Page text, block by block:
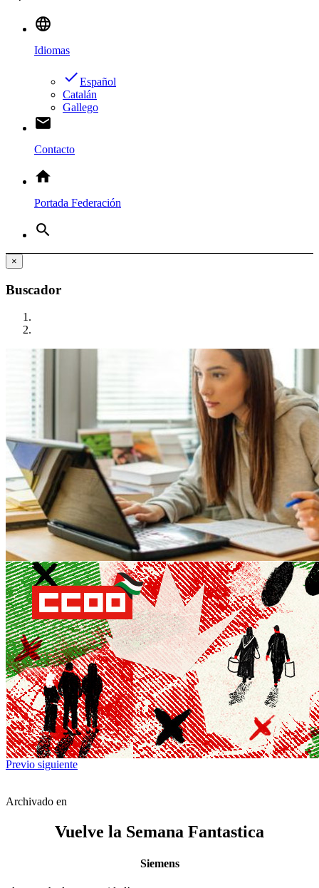
language
Idiomas
doneEspañol
Catalán
Gallego
email
Contacto
home
Portada Federación
search
×
Buscador
Previo siguiente
Archivado en
Vuelve la Semana Fantastica
Siemens